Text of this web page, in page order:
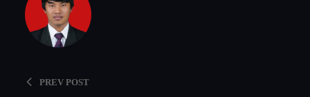
PREV POST